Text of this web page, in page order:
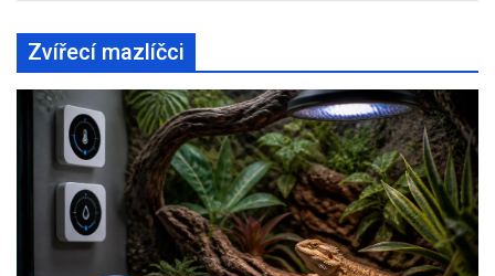
Zvířecí mazlíčci